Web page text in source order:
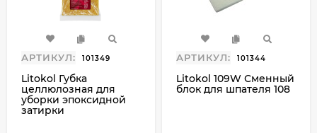
АРТИКУЛ: 101349
Litokol Губка
целлюлозная для
уборки эпоксидной
затирки
АРТИКУЛ: 101344
Litokol 109W Сменный
блок для шпателя 108